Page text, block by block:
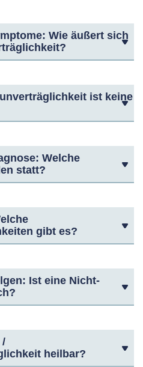
Wie äußert sich
ist keine
Welche
statt?
gibt es?
Ist eine Nicht-
/
heilbar?